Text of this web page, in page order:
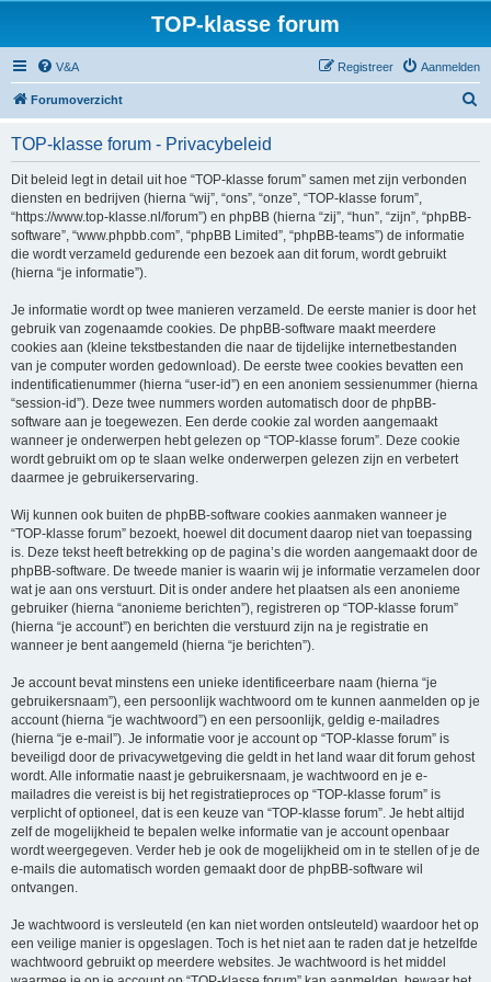
TOP-klasse forum
V&A Aanmelden
Registreer
Forumoverzicht
TOP-klasse forum - Privacybeleid
Dit beleid legt in detail uit hoe “TOP-klasse forum” samen met zijn verbonden
diensten en bedrijven (hierna “wij”, “ons”, “onze”, “TOP-klasse forum”,
“https://www.top-klasse.nl/forum”) en phpBB (hierna “zij”, “hun”, “zijn”, “phpBB-
software”, “www.phpbb.com”, “phpBB Limited”, “phpBB-teams”) de informatie
die wordt verzameld gedurende een bezoek aan dit forum, wordt gebruikt
(hierna “je informatie”).
Je informatie wordt op twee manieren verzameld. De eerste manier is door het
gebruik van zogenaamde cookies. De phpBB-software maakt meerdere
cookies aan (kleine tekstbestanden die naar de tijdelijke internetbestanden
van je computer worden gedownload). De eerste twee cookies bevatten een
indentificatienummer (hierna “user-id”) en een anoniem sessienummer (hierna
“session-id”). Deze twee nummers worden automatisch door de phpBB-
software aan je toegewezen. Een derde cookie zal worden aangemaakt
wanneer je onderwerpen hebt gelezen op “TOP-klasse forum”. Deze cookie
wordt gebruikt om op te slaan welke onderwerpen gelezen zijn en verbetert
daarmee je gebruikerservaring.
Wij kunnen ook buiten de phpBB-software cookies aanmaken wanneer je
“TOP-klasse forum” bezoekt, hoewel dit document daarop niet van toepassing
is. Deze tekst heeft betrekking op de pagina’s die worden aangemaakt door de
phpBB-software. De tweede manier is waarin wij je informatie verzamelen door
wat je aan ons verstuurt. Dit is onder andere het plaatsen als een anonieme
gebruiker (hierna “anonieme berichten”), registreren op “TOP-klasse forum”
(hierna “je account”) en berichten die verstuurd zijn na je registratie en
wanneer je bent aangemeld (hierna “je berichten”).
Je account bevat minstens een unieke identificeerbare naam (hierna “je
gebruikersnaam”), een persoonlijk wachtwoord om te kunnen aanmelden op je
account (hierna “je wachtwoord”) en een persoonlijk, geldig e-mailadres
(hierna “je e-mail”). Je informatie voor je account op “TOP-klasse forum” is
beveiligd door de privacywetgeving die geldt in het land waar dit forum gehost
wordt. Alle informatie naast je gebruikersnaam, je wachtwoord en je e-
mailadres die vereist is bij het registratieproces op “TOP-klasse forum” is
verplicht of optioneel, dat is een keuze van “TOP-klasse forum”. Je hebt altijd
zelf de mogelijkheid te bepalen welke informatie van je account openbaar
wordt weergegeven. Verder heb je ook de mogelijkheid om in te stellen of je de
e-mails die automatisch worden gemaakt door de phpBB-software wil
ontvangen.
Je wachtwoord is versleuteld (en kan niet worden ontsleuteld) waardoor het op
een veilige manier is opgeslagen. Toch is het niet aan te raden dat je hetzelfde
wachtwoord gebruikt op meerdere websites. Je wachtwoord is het middel